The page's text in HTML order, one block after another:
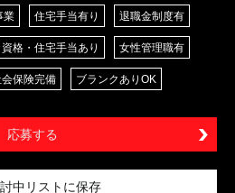
業 住宅手当有り 退職金制度有
資格・住宅手当あり 女性管理職有
保険完備 ブランクありOK
応募する
中リストに保存